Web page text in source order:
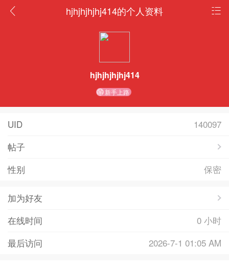
hjhjhjhjhj414的个人资料
hjhjhjhjhj414
新手上路
UID
140097
帖子
性别
保密
加为好友
在线时间
0 小时
最后访问
2026-7-1 01:05 AM